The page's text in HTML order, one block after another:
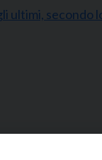
ultimi,